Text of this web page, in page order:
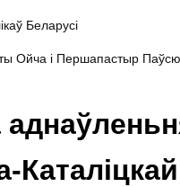
Беларусі
Ойча і Першапастыр